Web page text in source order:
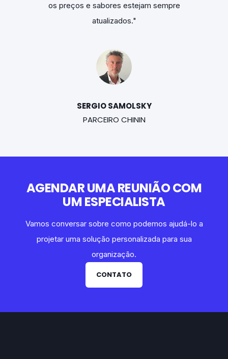
os preços e sabores estejam sempre
atualizados."
SERGIO SAMOLSKY
PARCEIRO CHININ
AGENDAR UMA REUNIÃO COM
UM ESPECIALISTA
Vamos conversar sobre como podemos ajudá-lo a
projetar uma solução personalizada para sua
organização.
CONTATO